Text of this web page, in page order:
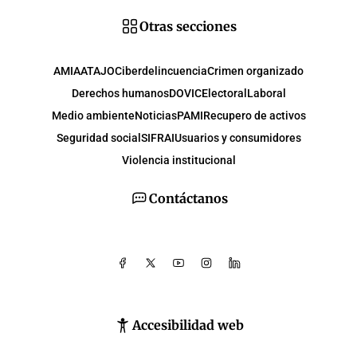
Contáctanos
Accesibilidad web
Otras secciones
AMIAATAJOCiberdelincuenciaCrimen organizado
Derechos humanosDOVICElectoral Laboral
Medio ambienteNoticiasPAMIRecupero de activos
Seguridad social SIFRAIUsuarios y consumidores
Violencia institucional